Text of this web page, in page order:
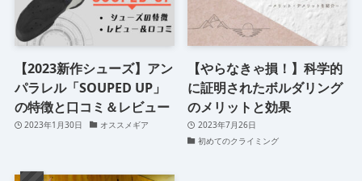
【2023新作シューズ】アン
パラレル「SOUPED UP」
の特徴と口コミ＆レビュー
2023年1月30日 オススメギア
【やらなきゃ損！】科学的
に証明されたボルダリング
のメリットと効果
2023年7月26日
初めてのクライミング